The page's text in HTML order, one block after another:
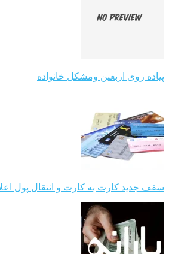
پیاده روی اربعین ومشکل خانواده
سقف جدید کارت به کارت و انتقال پول